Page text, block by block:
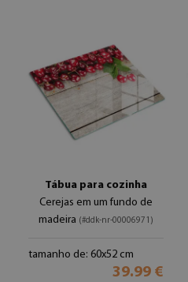
Tábua para cozinha
Cerejas em um fundo de
madeira (#ddk-nr-00006971)
tamanho de: 60x52 cm
39.99 €